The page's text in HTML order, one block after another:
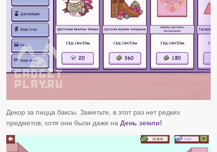
Декор за пицца баксы. Заметьте, в этот раз нет редких
предметов, хотя они были даже наДень земли!